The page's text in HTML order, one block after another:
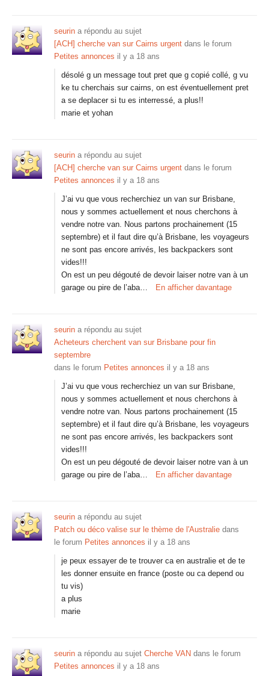
seurin a répondu au sujet
[ACH] cherche van sur Cairns urgent dans le forum
Petites annonces il y a 18 ans
désolé g un message tout pret que g copié collé, g vu
ke tu cherchais sur cairns, on est éventuellement pret
a se deplacer si tu es interressé, a plus!!
marie et yohan
seurin a répondu au sujet
[ACH] cherche van sur Cairns urgent dans le forum
Petites annonces il y a 18 ans
J’ai vu que vous recherchiez un van sur Brisbane,
nous y sommes actuellement et nous cherchons à
vendre notre van. Nous partons prochainement (15
septembre) et il faut dire qu’à Brisbane, les voyageurs
ne sont pas encore arrivés, les backpackers sont
vides!!!
On est un peu dégouté de devoir laiser notre van à un
garage ou pire de l’aba…
En afficher davantage
seurin a répondu au sujet
Acheteurs cherchent van sur Brisbane pour fin
septembre
dans le forum Petites annonces il y a 18 ans
J’ai vu que vous recherchiez un van sur Brisbane,
nous y sommes actuellement et nous cherchons à
vendre notre van. Nous partons prochainement (15
septembre) et il faut dire qu’à Brisbane, les voyageurs
ne sont pas encore arrivés, les backpackers sont
vides!!!
On est un peu dégouté de devoir laiser notre van à un
garage ou pire de l’aba…
En afficher davantage
seurin a répondu au sujet
Patch ou déco valise sur le thème de l'Australie dans
le forum Petites annonces il y a 18 ans
je peux essayer de te trouver ca en australie et de te
les donner ensuite en france (poste ou ca depend ou
tu vis)
a plus
marie
seurin a répondu au sujet Cherche VAN dans le forum
Petites annonces il y a 18 ans